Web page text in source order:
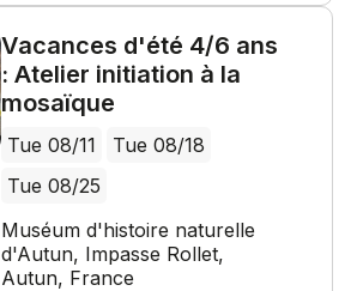
Vacances d'été 4/6 ans
: Atelier initiation à la
mosaïque
Tue 08/11
Tue 08/18
Tue 08/25
Muséum d'histoire naturelle
d'Autun, Impasse Rollet,
Autun, France